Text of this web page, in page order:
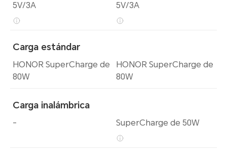
5V/3A
Carga estándar
HONOR SuperCharge de
80W
Carga inalámbrica
-
5V/3A
HONOR SuperCharge de
80W
SuperCharge de 50W